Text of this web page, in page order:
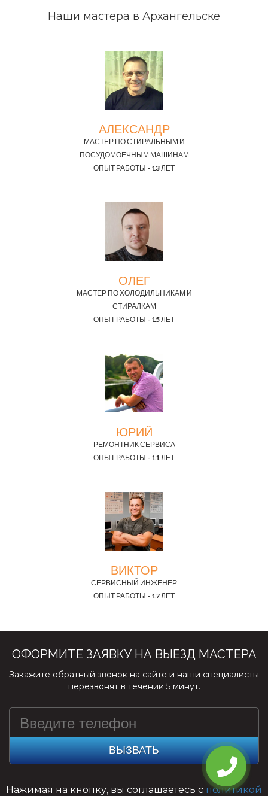
Наши мастера в Архангельске
АЛЕКСАНДР
МАСТЕР ПО СТИРАЛЬНЫМ И
ПОСУДОМОЕЧНЫМ МАШИНАМ
ОПЫТ РАБОТЫ - 13 ЛЕТ
ОЛЕГ
МАСТЕР ПО ХОЛОДИЛЬНИКАМ И
СТИРАЛКАМ
ОПЫТ РАБОТЫ - 15 ЛЕТ
ЮРИЙ
РЕМОНТНИК СЕРВИСА
ОПЫТ РАБОТЫ - 11 ЛЕТ
ВИКТОР
СЕРВИСНЫЙ ИНЖЕНЕР
ОПЫТ РАБОТЫ - 17 ЛЕТ
ОФОРМИТЕ ЗАЯВКУ НА ВЫЕЗД МАСТЕРА
Закажите обратный звонок на сайте и наши специалисты
перезвонят в течении 5 минут.
ВЫЗВАТЬ
Нажимая на кнопку, вы соглашаетесь с политикой